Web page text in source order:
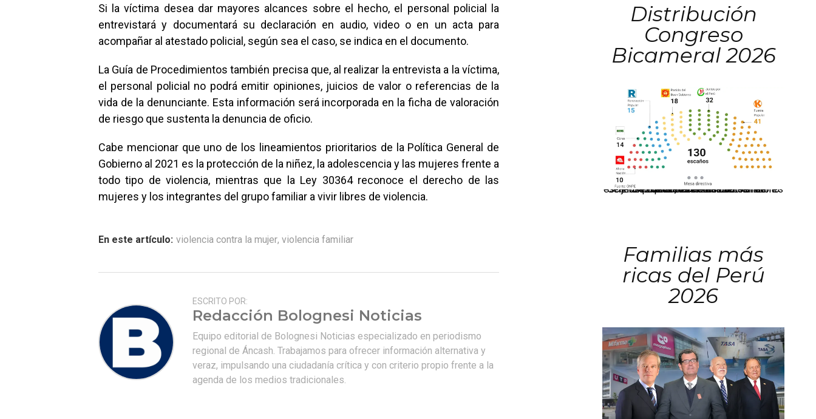
Si la víctima desea dar mayores alcances sobre el hecho, el personal policial la
entrevistará y documentará su declaración en audio, video o en un acta para
acompañar al atestado policial, según sea el caso, se indica en el documento.
La Guía de Procedimientos también precisa que, al realizar la entrevista a la víctima,
el personal policial no podrá emitir opiniones, juicios de valor o referencias de la
vida de la denunciante. Esta información será incorporada en la ficha de valoración
de riesgo que sustenta la denuncia de oficio.
Cabe mencionar que uno de los lineamientos prioritarios de la Política General de
Gobierno al 2021 es la protección de la niñez, la adolescencia y las mujeres frente a
todo tipo de violencia, mientras que la Ley 30364 reconoce el derecho de las
mujeres y los integrantes del grupo familiar a vivir libres de violencia.
En este artículo: violencia contra la mujer, violencia familiar
ESCRITO POR:
Redacción Bolognesi Noticias
Equipo editorial de Bolognesi Noticias especializado en periodismo
regional de Áncash. Trabajamos para ofrecer información alternativa y
veraz, impulsando una ciudadanía crítica y con criterio propio frente a la
agenda de los medios tradicionales.
Distribución
Congreso
Bicameral 2026
El JNE oficializó la distribución de escaños para la elección de 60 senadores y 130 diputados en las Elecciones Generales 2026, tras el restablecimiento de la Bicameralidad.
Familias más
ricas del Perú
2026